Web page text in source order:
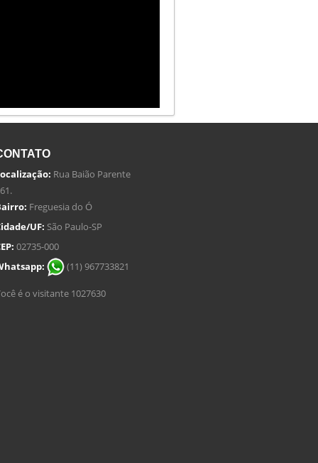
Rua Baião Parente
Freguesia do Ó
UF: São Paulo-SP
02735-000
(11) 967733821
é o visitante 1027630